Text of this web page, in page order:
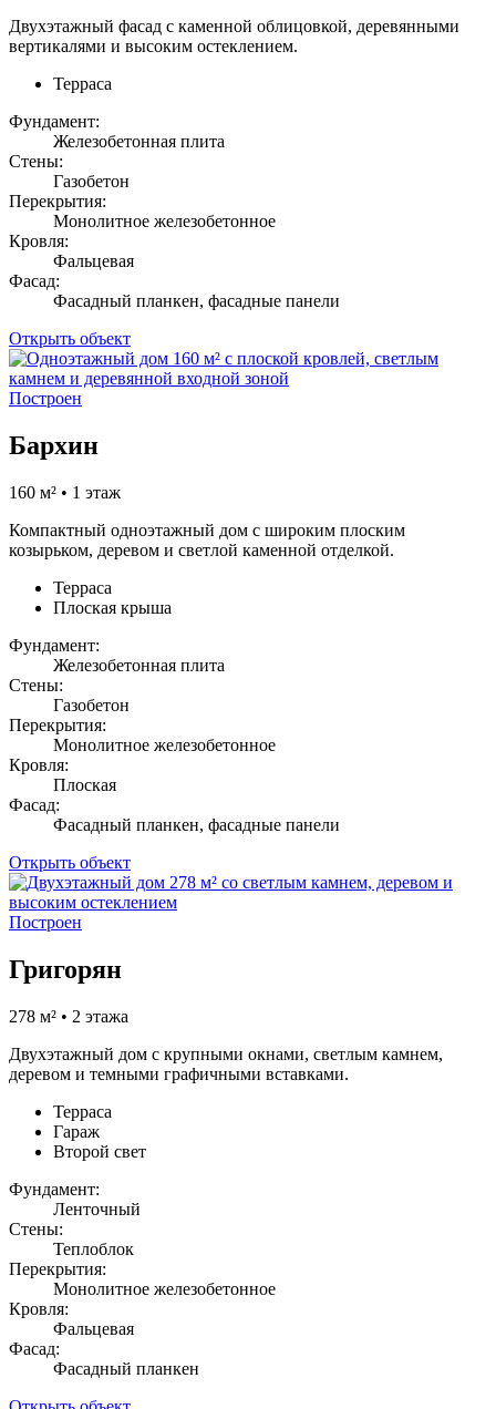
Двухэтажный фасад с каменной облицовкой, деревянными
вертикалями и высоким остеклением.
Терраса
Фундамент:
Железобетонная плита
Стены:
Газобетон
Перекрытия:
Монолитное железобетонное
Кровля:
Фальцевая
Фасад:
Фасадный планкен, фасадные панели
Открыть объект
Построен
Бархин
160 м² • 1 этаж
Компактный одноэтажный дом с широким плоским
козырьком, деревом и светлой каменной отделкой.
Терраса
Плоская крыша
Фундамент:
Железобетонная плита
Стены:
Газобетон
Перекрытия:
Монолитное железобетонное
Кровля:
Плоская
Фасад:
Фасадный планкен, фасадные панели
Открыть объект
Построен
Григорян
278 м² • 2 этажа
Двухэтажный дом с крупными окнами, светлым камнем,
деревом и темными графичными вставками.
Терраса
Гараж
Второй свет
Фундамент:
Ленточный
Стены:
Теплоблок
Перекрытия:
Монолитное железобетонное
Кровля:
Фальцевая
Фасад:
Фасадный планкен